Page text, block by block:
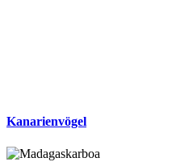
Kanarienvögel